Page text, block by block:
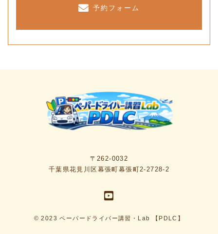
予約フォーム
〒262-0032
千葉県花見川区幕張町幕張町2-2728-2
© 2023 ペーパードライバー講習・Lab 【PDLC】